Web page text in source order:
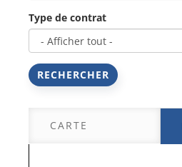
Type de contrat
RECHERCHER
CARTE